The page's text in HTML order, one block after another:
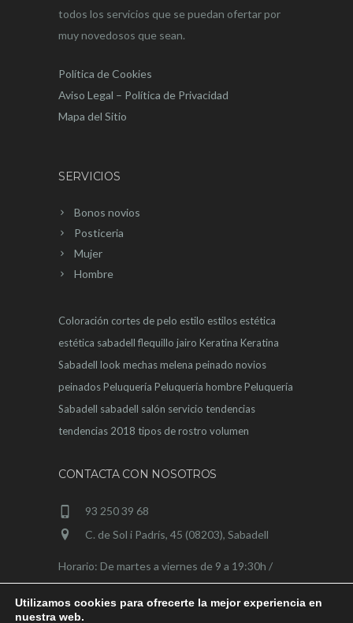
todos los servicios que se puedan ofertar por
muy novedosos que sean.
Política de Cookies
Aviso Legal – Política de Privacidad
Mapa del Sitio
SERVICIOS
Bonos novios
Posticeria
Mujer
Hombre
Coloración cortes de pelo estilo estilos estética
estética sabadell flequillo jairo Keratina Keratina
Sabadell look mechasmelena peinado novios
peinadosPeluquería Peluquería hombrePeluquería
Sabadell sabadell salón servicio tendencias
tendencias 2018 tipos de rostro volumen
CONTACTA CON NOSOTROS
93 250 39 68
C. de Sol i Padrís, 45 (08203), Sabadell
Horario: De martes a viernes de 9 a 19:30h /
sábados de 9 a 15h
Utilizamos cookies para ofrecerte la mejor experiencia en
nuestra web.